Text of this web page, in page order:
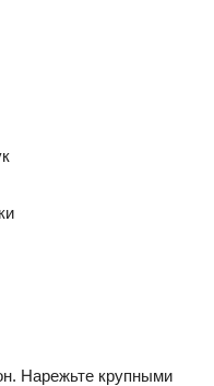
Нарежьте крупными